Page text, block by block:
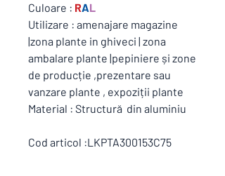
Culoare : RAL
Utilizare : amenajare magazine
|zona plante in ghiveci | zona
ambalare plante |pepiniere și zone
de producție ,prezentare sau
vanzare plante , expoziții plante
Material : Structură din aluminiu
Cod articol :LKPTA300153C75